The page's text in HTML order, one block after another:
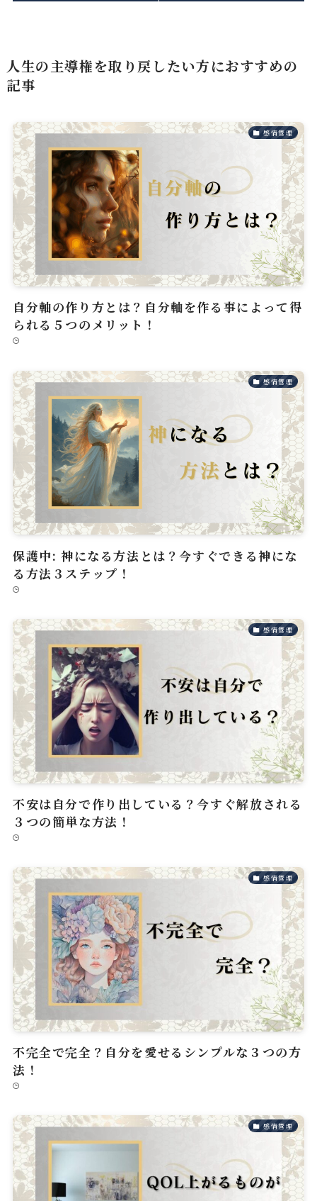
人生の主導権を取り戻したい方におすすめの
記事
感情管理
自分軸の作り方とは？自分軸を作る事によって得
られる５つのメリット！
感情管理
保護中: 神になる方法とは？今すぐできる神にな
る方法３ステップ！
感情管理
不安は自分で作り出している？今すぐ解放される
３つの簡単な方法！
感情管理
不完全で完全？自分を愛せるシンプルな３つの方
法！
感情管理